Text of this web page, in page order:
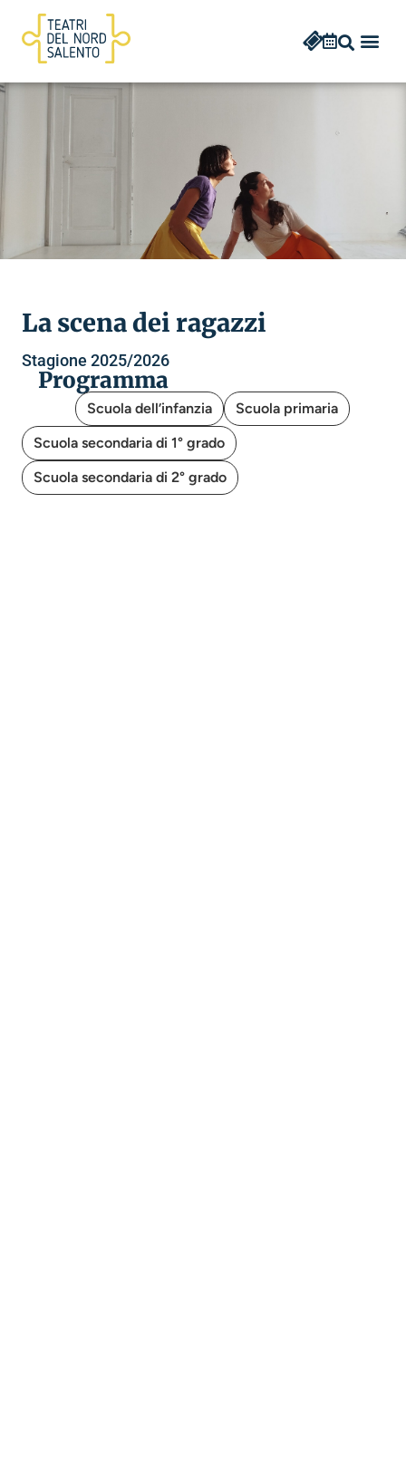
La scena dei ragazzi
Stagione 2025/2026
Programma
Scuola dell’infanzia
Scuola primaria
Scuola secondaria di 1° grado
Scuola secondaria di 2° grado